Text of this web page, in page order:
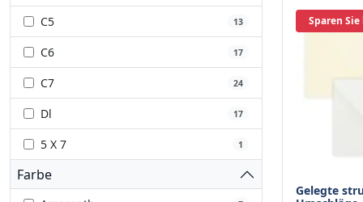
C5 13
C6 17
C7 24
Dl 17
5 X 7 1
Farbe
Sparen
Gelegte